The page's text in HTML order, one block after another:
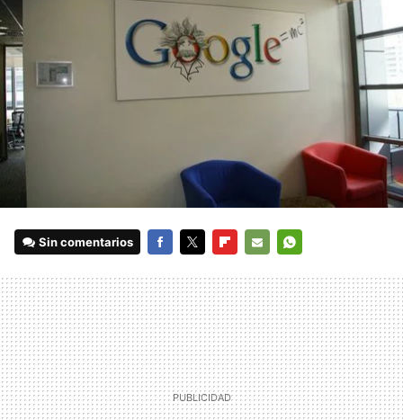
Sin comentarios
MAIL